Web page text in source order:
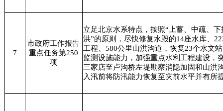
7
市政府工作报告
重点任务第250
项
立足北京水系特点，按照“上蓄、中疏、
洪”的原则，尽快修复水毁的14座水库、
工程、580公里山洪沟道，恢复23个水文
监测设施能力，加强重点水利工程建设，
三家店至卢沟桥左堤勘察消隐加固和山洪
入汛前将防汛能力恢复至灾前水平并有所